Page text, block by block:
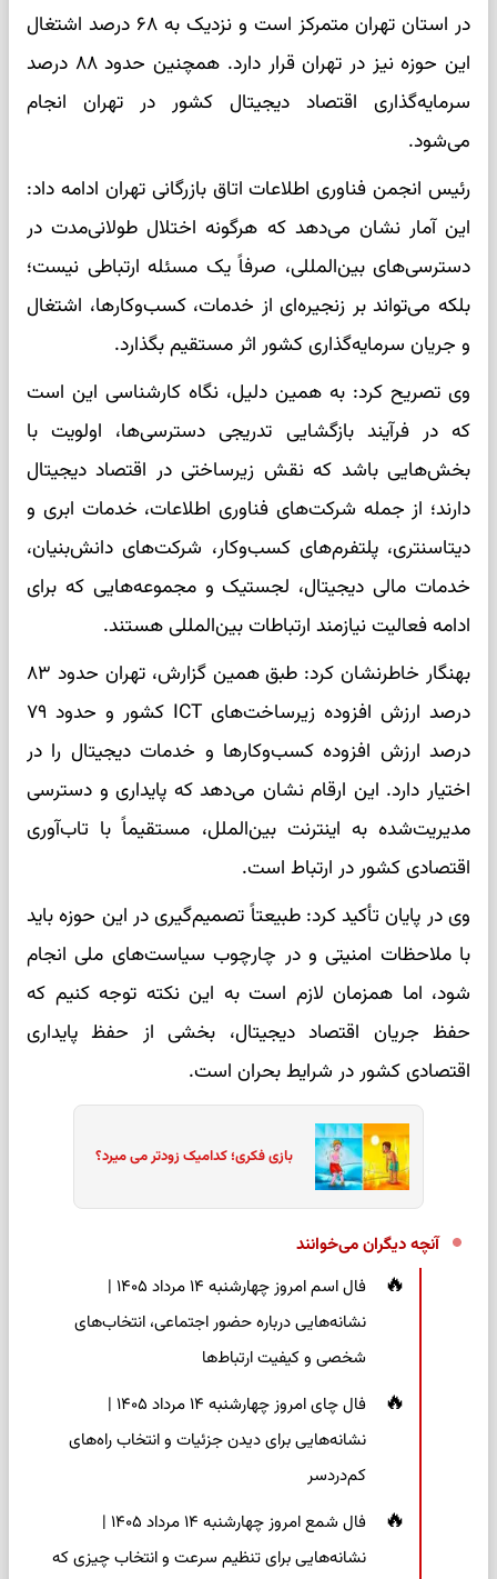
در استان تهران متمرکز است و نزدیک به ۶۸ درصد اشتغال
این حوزه نیز در تهران قرار دارد. همچنین حدود ۸۸ درصد
سرمایه‌گذاری اقتصاد دیجیتال کشور در تهران انجام
می‌شود.
رئیس انجمن فناوری اطلاعات اتاق بازرگانی تهران ادامه داد:
این آمار نشان می‌دهد که هرگونه اختلال طولانی‌مدت در
دسترسی‌های بین‌المللی، صرفاً یک مسئله ارتباطی نیست؛
بلکه می‌تواند بر زنجیره‌ای از خدمات، کسب‌وکارها، اشتغال
و جریان سرمایه‌گذاری کشور اثر مستقیم بگذارد.
وی تصریح کرد: به همین دلیل، نگاه کارشناسی این است
که در فرآیند بازگشایی تدریجی دسترسی‌ها، اولویت با
بخش‌هایی باشد که نقش زیرساختی در اقتصاد دیجیتال
دارند؛ از جمله شرکت‌های فناوری اطلاعات، خدمات ابری و
دیتاسنتری، پلتفرم‌های کسب‌وکار، شرکت‌های دانش‌بنیان،
خدمات مالی دیجیتال، لجستیک و مجموعه‌هایی که برای
ادامه فعالیت نیازمند ارتباطات بین‌المللی هستند.
بهنگار خاطرنشان کرد: طبق همین گزارش، تهران حدود ۸۳
درصد ارزش افزوده زیرساخت‌های ICT کشور و حدود ۷۹
درصد ارزش افزوده کسب‌وکارها و خدمات دیجیتال را در
اختیار دارد. این ارقام نشان می‌دهد که پایداری و دسترسی
مدیریت‌شده به اینترنت بین‌الملل، مستقیماً با تاب‌آوری
اقتصادی کشور در ارتباط است.
وی در پایان تأکید کرد: طبیعتاً تصمیم‌گیری در این حوزه باید
با ملاحظات امنیتی و در چارچوب سیاست‌های ملی انجام
شود، اما همزمان لازم است به این نکته توجه کنیم که
حفظ جریان اقتصاد دیجیتال، بخشی از حفظ پایداری
اقتصادی کشور در شرایط بحران است.
بازی فکری؛ کدامیک زودتر می میرد؟
آنچه دیگران می‌خوانند
فال اسم امروز چهارشنبه ۱۴ مرداد ۱۴۰۵ |
نشانه‌هایی درباره حضور اجتماعی، انتخاب‌های
شخصی و کیفیت ارتباط‌ها
فال چای امروز چهارشنبه ۱۴ مرداد ۱۴۰۵ |
نشانه‌هایی برای دیدن جزئیات و انتخاب راه‌های
کم‌دردسر
فال شمع امروز چهارشنبه ۱۴ مرداد ۱۴۰۵ |
نشانه‌هایی برای تنظیم سرعت و انتخاب چیزی که